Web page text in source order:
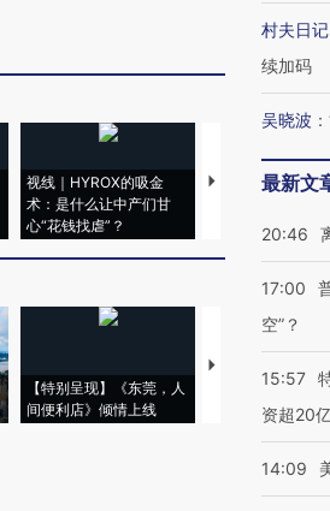
视线｜HYROX的吸金
术：是什么让中产们甘
心“花钱找虐”？
马航飞行员跨国走
【特别呈现】《东莞，人
间便利店》倾情上线
【推广】走进第四
会，让数智科技“
村夫日记
续加码
吴晓波 ：
最新文
20:46
17:00
空”？
15:57
资超20
14:09